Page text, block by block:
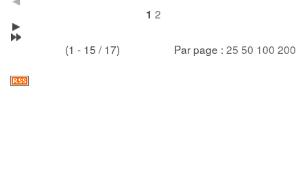
1 2
(1 - 15 / 17) Par page : 25 50 100 200